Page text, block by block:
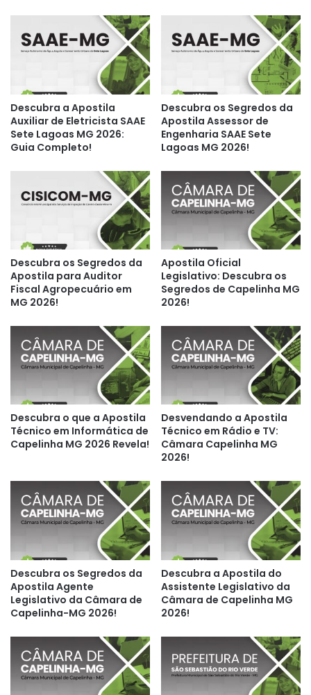
Descubra a Apostila
Auxiliar de Eletricista SAAE
Sete Lagoas MG 2026:
Guia Completo!
Descubra os Segredos da
Apostila Assessor de
Engenharia SAAE Sete
Lagoas MG 2026!
Descubra os Segredos da
Apostila para Auditor
Fiscal Agropecuário em
MG 2026!
Apostila Oficial
Legislativo: Descubra os
Segredos de Capelinha MG
2026!
Descubra o que a Apostila
Técnico em Informática de
Capelinha MG 2026 Revela!
Desvendando a Apostila
Técnico em Rádio e TV:
Câmara Capelinha MG
2026!
Descubra os Segredos da
Apostila Agente
Legislativo da Câmara de
Capelinha-MG 2026!
Descubra a Apostila do
Assistente Legislativo da
Câmara de Capelinha MG
2026!